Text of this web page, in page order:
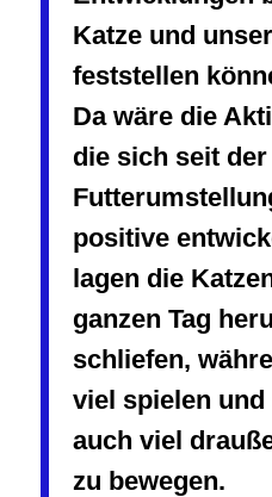
Katze und
feststellen
Da wäre die
die sich seit der
positive
lagen die
ganzen Tag
schliefen,
viel spielen
auch viel
zu bewegen.